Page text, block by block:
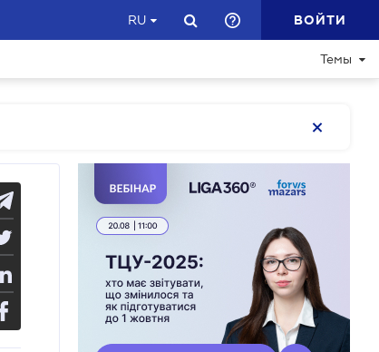
RU ВОЙТИ
Темы